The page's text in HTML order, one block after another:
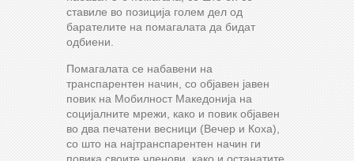
ставиле во позиција голем дел од
барателите на помагалата да бидат
одбиени.
Помагалата се набавени на
транспарентен начин, со објавен јавен
повик на Мобилност Македонија на
социјалните мрежи, како и повик објавен
во два печатени весници (Вечер и Коха),
со што на најтранспарентен начин ги